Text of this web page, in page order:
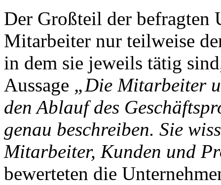
Der Großteil der befragten
Mitarbeiter nur teilweise
in dem sie jeweils tätig
Aussage „Die Mitarbeiter
den Ablauf des
genau beschreiben. Sie
Mitarbeiter, Kunden und
bewerteten die